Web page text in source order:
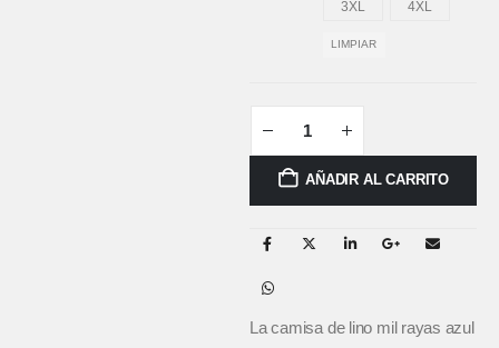
3XL 4XL
LIMPIAR
AÑADIR AL CARRITO
La camisa de lino mil rayas azul